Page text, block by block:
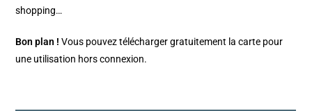
shopping…
Bon plan ! Vous pouvez télécharger gratuitement la carte pour
une utilisation hors connexion.